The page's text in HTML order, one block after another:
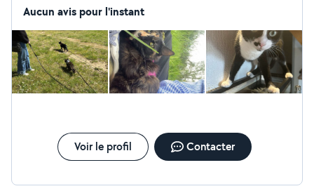
facilement. N'hésitez pas à faire appel à mes services !
Aucun avis pour l'instant
Voir le profil Contacter